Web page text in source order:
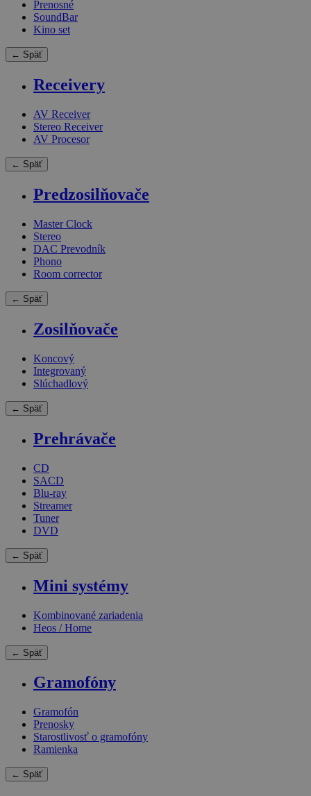
Prenosné
SoundBar
Kino set
← Späť
Receivery
AV Receiver
Stereo Receiver
AV Procesor
← Späť
Predzosilňovače
Master Clock
Stereo
DAC Prevodník
Phono
Room corrector
← Späť
Zosilňovače
Koncový
Integrovaný
Slúchadlový
← Späť
Prehrávače
CD
SACD
Blu-ray
Streamer
Tuner
DVD
← Späť
Mini systémy
Kombinované zariadenia
Heos / Home
← Späť
Gramofóny
Gramofón
Prenosky
Starostlivosť o gramofóny
Ramienka
← Späť